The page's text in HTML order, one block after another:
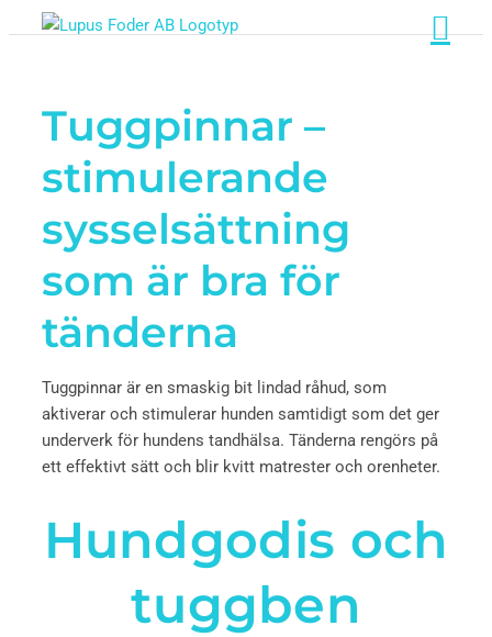
Hundgodis och
tuggben
Tuggpinnar –
stimulerande
sysselsättning
som är bra för
tänderna
Tuggpinnar är en smaskig bit lindad råhud, som
aktiverar och stimulerar hunden samtidigt som det ger
underverk för hundens tandhälsa. Tänderna rengörs på
ett effektivt sätt och blir kvitt matrester och orenheter.